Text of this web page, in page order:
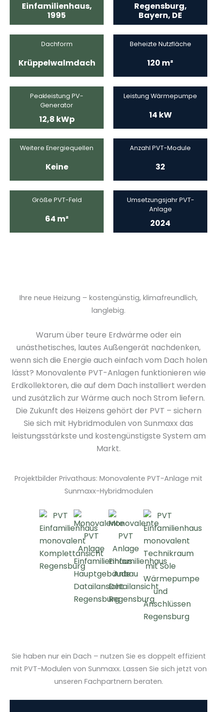
Einfamilienhaus,
1995
Regensburg,
Bayern, DE
Dachform
Krüppelwalmdach
Beheizte Nutzfläche
120 m²
Peakleistung PV-
Generator
12,8 kWp
Leistung Wärmepumpe
14 kW
Weitere Energiequellen
Keine
Anzahl PVT-Module
32
Größe PVT-Feld
64 m²
Umsetzungsjahr PVT-
Anlage
2024
Ihre neue Heizung – kostengünstig, klimafreundlich,
langlebig.
Warum über teure Erdwärme oder ein
unästhetisches, lautes Außengerät nachdenken,
wenn sich die Energie auch einfach vom Dach holen
lässt? Monovalente PVT-Anlagen funktionieren wie
Erdkollektoren, die auf dem Dach installiert werden
und zusätzlich zur Wärme auch noch Strom liefern.
Die Zukunft des Heizens gehört der PVT – sichern
Sie sich mit Hybridmodulen von Sunmaxx das
leistungsstärkste und kostengünstigste System am
Markt.
Projektbilder Privathaus: Monovalente PVT-Anlage mit
Sunmaxx-Hybridmodulen
Sie haben nur ein Dach – nutzen Sie es doppelt effizient
mit PVT-Modulen von Sunmaxx. Lassen Sie sich jetzt von
unseren Fachpartnern beraten.